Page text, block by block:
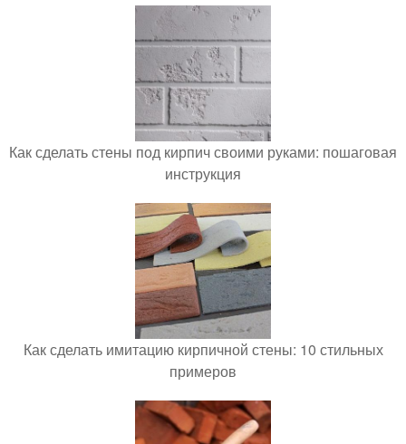
Как сделать стены под кирпич своими руками: пошаговая
инструкция
Как сделать имитацию кирпичной стены: 10 стильных
примеров